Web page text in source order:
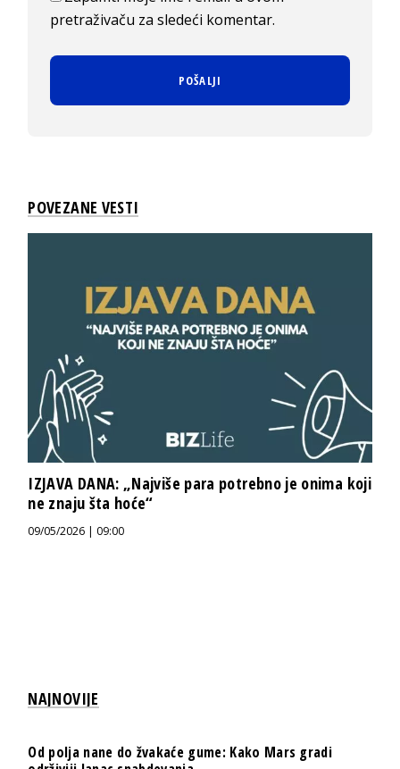
pretraživaču za sledeći komentar.
POVEZANE VESTI
IZJAVA DANA: „Najviše para potrebno je onima koji
ne znaju šta hoće“
09/05/2026 | 09:00
NAJNOVIJE
Od polja nane do žvakaće gume: Kako Mars gradi